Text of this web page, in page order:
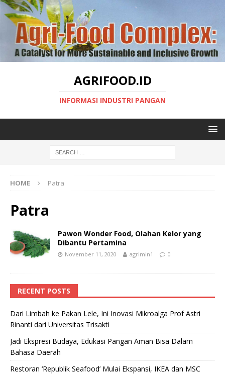
AGRIFOOD.ID
INFORMASI INDUSTRI PANGAN
HOME Patra
Patra
Pawon Wonder Food, Olahan Kelor yang
Dibantu Pertamina
November 11, 2020 agrimin1 0
RECENT POSTS
Dari Limbah ke Pakan Lele, Ini Inovasi Mikroalga Prof Astri
Rinanti dari Universitas Trisakti
Jadi Ekspresi Budaya, Edukasi Pangan Aman Bisa Dalam
Bahasa Daerah
Restoran ‘Republik Seafood’ Mulai Ekspansi, IKEA dan MSC